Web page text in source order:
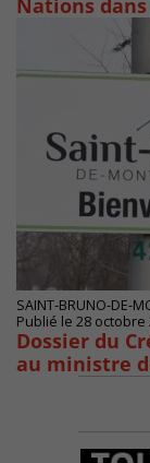
Nations
SAINT-BRUNO-DE-
Publié le 28 octobre
Dossier du
au ministre